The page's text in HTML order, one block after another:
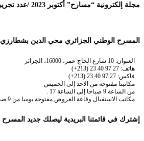
مجلة إلكترونية “مسارح” أكتوبر 2023 /عدد تجريبي
المسرح الوطني الجزائري محي الدين بشطارزي
العنوان: 10 شارع الحاج عمر، 16000، الجزائر
هاتف: 27 97 40 23 (213+)
فاكس: 27 97 40 23 (213+)
مكاتبنا مفتوحة من الاحد إلى الخميس
من الساعة 9 صباحا إلى الساعة 17 .
مكاتب الاستقبال وقاعة العروض مفتوحة يوميا من 9 صباحا إلى غاية نهاية العروض.
إشترك في قائمتنا البريدية ليصلك جديد المسرح